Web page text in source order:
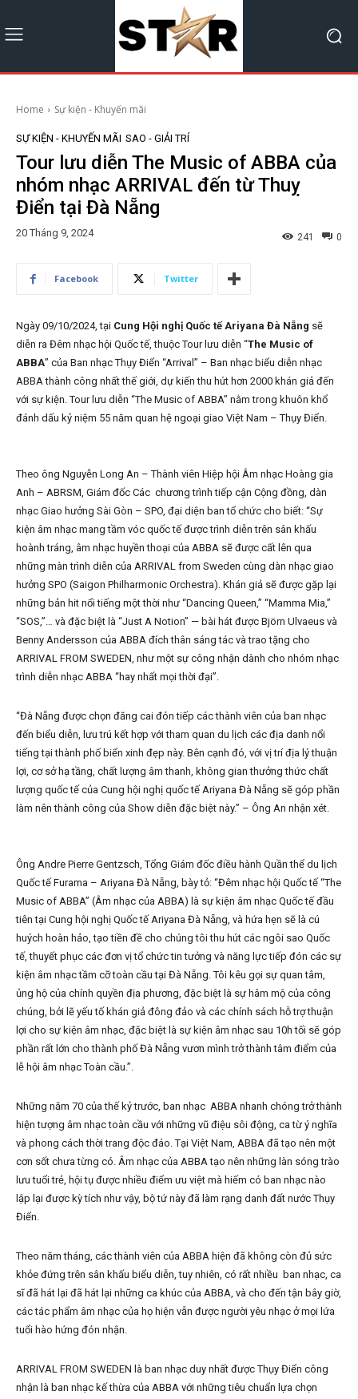
Home Sự kiện - Khuyến mãi
SỰ KIỆN - KHUYẾN MÃI SAO - GIẢI TRÍ
Tour lưu diễn The Music of ABBA của
nhóm nhạc ARRIVAL đến từ Thuỵ
Điển tại Đà Nẵng
20 Tháng 9, 2024 0
241
Facebook Twitter
Ngày 09/10/2024, tại Cung Hội nghị Quốc tế Ariyana Đà Nẵng sẽ
diễn ra Đêm nhạc hội Quốc tế, thuộc Tour lưu diễn “The Music of
ABBA” của Ban nhạc Thụy Điển “Arrival” – Ban nhạc biểu diễn nhạc
ABBA thành công nhất thế giới, dự kiến thu hút hơn 2000 khán giả đến
với sự kiện. Tour lưu diễn “The Music of ABBA” nằm trong khuôn khổ
đánh dấu kỷ niệm 55 năm quan hệ ngoại giao Việt Nam – Thụy Điển.
Theo ông Nguyễn Long An – Thành viên Hiệp hội Âm nhạc Hoàng gia
Anh – ABRSM, Giám đốc Các chương trình tiếp cận Cộng đồng, dàn
nhạc Giao hưởng Sài Gòn – SPO, đại diện ban tổ chức cho biết: “Sự
kiện âm nhạc mang tầm vóc quốc tế được trình diễn trên sân khấu
hoành tráng, âm nhạc huyền thoại của ABBA sẽ được cất lên qua
những màn trình diễn của ARRIVAL from Sweden cùng dàn nhạc giao
hưởng SPO (Saigon Philharmonic Orchestra). Khán giả sẽ được gặp lại
những bản hit nổi tiếng một thời như “Dancing Queen,” “Mamma Mia,”
“SOS,”… và đặc biệt là “Just A Notion” — bài hát được Björn Ulvaeus và
Benny Andersson của ABBA đích thân sáng tác và trao tặng cho
ARRIVAL FROM SWEDEN, như một sự công nhận dành cho nhóm nhạc
trình diễn nhạc ABBA “hay nhất mọi thời đại”.
“Đà Nẵng được chọn đăng cai đón tiếp các thành viên của ban nhạc
đến biểu diễn, lưu trú kết hợp với tham quan du lịch các địa danh nổi
tiếng tại thành phố biển xinh đẹp này. Bên cạnh đó, với vị trí địa lý thuận
lợi, cơ sở hạ tầng, chất lượng âm thanh, không gian thưởng thức chất
lượng quốc tế của Cung hội nghị quốc tế Ariyana Đà Nẵng sẽ góp phần
làm nên thành công của Show diễn đặc biệt này.” – Ông An nhận xét.
Ông Andre Pierre Gentzsch, Tổng Giám đốc điều hành Quần thể du lịch
Quốc tế Furama – Ariyana Đà Nẵng, bày tỏ: “Đêm nhạc hội Quốc tế “The
Music of ABBA” (Âm nhạc của ABBA) là sự kiện âm nhạc Quốc tế đầu
tiên tại Cung hội nghị Quốc tế Ariyana Đà Nẵng, và hứa hẹn sẽ là cú
huých hoàn hảo, tạo tiền đề cho chúng tôi thu hút các ngôi sao Quốc
tế, thuyết phục các đơn vị tổ chức tin tưởng và năng lực tiếp đón các sự
kiện âm nhạc tầm cỡ toàn cầu tại Đà Nẵng. Tôi kêu gọi sự quan tâm,
ủng hộ của chính quyền địa phương, đặc biệt là sự hâm mộ của công
chúng, bởi lẽ yếu tố khán giả đông đảo và các chính sách hỗ trợ thuận
lợi cho sự kiện âm nhạc, đặc biệt là sự kiện âm nhạc sau 10h tối sẽ góp
phần rất lớn cho thành phố Đà Nẵng vươn mình trở thành tâm điểm của
lễ hội âm nhạc Toàn cầu.”.
Những năm 70 của thế kỷ trước, ban nhạc ABBA nhanh chóng trở thành
hiện tượng âm nhạc toàn cầu với những vũ điệu sôi động, ca từ ý nghĩa
và phong cách thời trang độc đáo. Tại Việt Nam, ABBA đã tạo nên một
cơn sốt chưa từng có. Âm nhạc của ABBA tạo nên những làn sóng trào
lưu tuổi trẻ, hội tụ được nhiều điểm ưu việt mà hiếm có ban nhạc nào
lập lại được kỳ tích như vậy, bộ tứ này đã làm rạng danh đất nước Thụy
Điển.
Theo năm tháng, các thành viên của ABBA hiện đã không còn đủ sức
khỏe đứng trên sân khấu biểu diễn, tuy nhiên, có rất nhiều ban nhạc, ca
sĩ đã hát lại đã hát lại những ca khúc của ABBA, và cho đến tận bây giờ,
các tác phẩm âm nhạc của họ hiện vẫn được người yêu nhạc ở mọi lứa
tuổi hào hứng đón nhận.
ARRIVAL FROM SWEDEN là ban nhạc duy nhất được Thụy Điển công
nhận là ban nhạc kế thừa của ABBA với những tiêu chuẩn lựa chọn